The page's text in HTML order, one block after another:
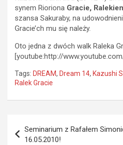
synem Rioriona Gracie,
szansa Sakuraby, na
Gracie’ch mu się należy.
Oto jedna z dwóch walk Raleka
[youtube:http://
Tags: DREAM, Dream 14, Kazushi
Ralek Gracie
wpisu
Seminarium z Rafałem
16.05.2010!